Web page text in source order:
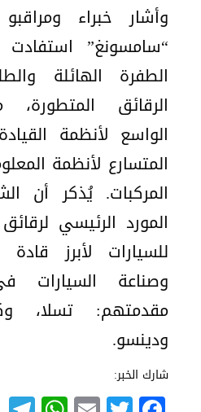
وأشار خبراء
“سامسونغ”
الطفرة الهائلة
الرقائق المتطورة،
الواسع لأنظمة
المتسارع لأنظمة
المركبات. يُذكر أن
المورد الرئيسي
للسيارات لأبرز قادة
وصناعة السيارات
مقدمتهم: تسلا،
ودينسو.
شارك الخبر: